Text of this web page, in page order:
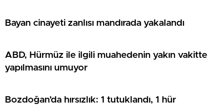
Bayan cinayeti zanlısı mandırada yakalandı
ABD, Hürmüz ile ilgili muahedenin yakın vakitte
yapılmasını umuyor
Bozdoğan’da hırsızlık: 1 tutuklandı, 1 hür